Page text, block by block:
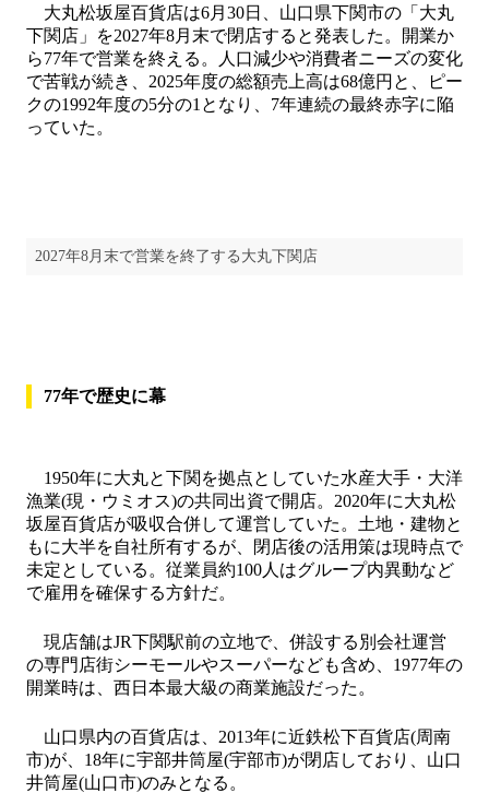
大丸松坂屋百貨店は6月30日、山口県下関市の「大丸
下関店」を2027年8月末で閉店すると発表した。開業か
ら77年で営業を終える。人口減少や消費者ニーズの変化
で苦戦が続き、2025年度の総額売上高は68億円と、ピー
クの1992年度の5分の1となり、7年連続の最終赤字に陥
っていた。
2027年8月末で営業を終了する大丸下関店
77年で歴史に幕
1950年に大丸と下関を拠点としていた水産大手・大洋
漁業(現・ウミオス)の共同出資で開店。2020年に大丸松
坂屋百貨店が吸収合併して運営していた。土地・建物と
もに大半を自社所有するが、閉店後の活用策は現時点で
未定としている。従業員約100人はグループ内異動など
で雇用を確保する方針だ。
現店舗はJR下関駅前の立地で、併設する別会社運営
の専門店街シーモールやスーパーなども含め、1977年の
開業時は、西日本最大級の商業施設だった。
山口県内の百貨店は、2013年に近鉄松下百貨店(周南
市)が、18年に宇部井筒屋(宇部市)が閉店しており、山口
井筒屋(山口市)のみとなる。